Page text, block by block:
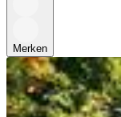
Merken